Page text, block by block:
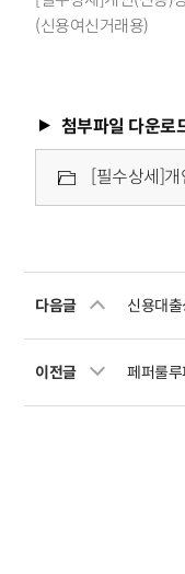
(신용여신거래용)
첨부파일 다운로
다음글 신용대
이전글